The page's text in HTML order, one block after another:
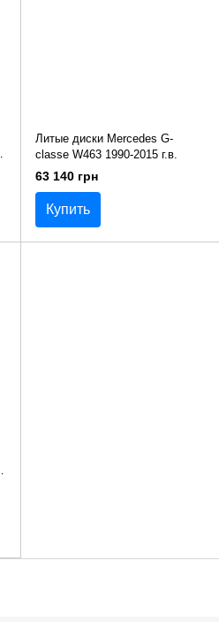
Литые диски Mercedes G-
classe W463 1990-2015 г.в.
63 140 грн
Купить